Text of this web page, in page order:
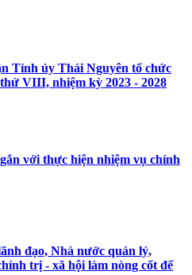
Tỉnh ủy Thái Nguyên tổ chức
VIII, nhiệm kỳ 2023 - 2028
với thực hiện nhiệm vụ chính
đạo, Nhà nước quản lý,
trị - xã hội làm nòng cốt để